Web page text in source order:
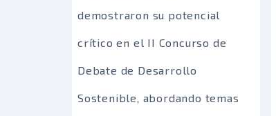
profesional que ha sorprendido
tanto a docentes como a la
comunidad académica.
demostraron su potencial
crítico en el II Concurso de
Debate de Desarrollo
Sostenible, abordando temas